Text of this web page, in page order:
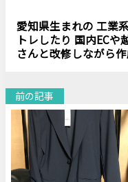
愛知県生まれの 工業
トレしたり 国内ECや
さんと改修しながら作
前の記事